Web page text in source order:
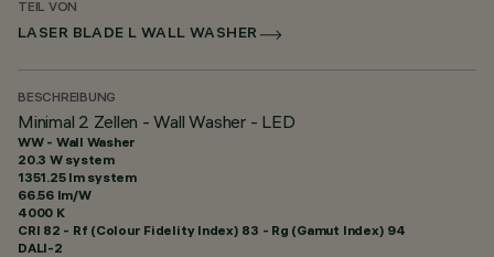
TEIL VON
LASER BLADE L WALL WASHER
BESCHREIBUNG
Minimal 2 Zellen - Wall Washer - LED
WW - Wall Washer
20.3 W system
1351.25 lm system
66.56 lm/W
4000 K
CRI 82 - Rf (Colour Fidelity Index) 83 - Rg (Gamut Index) 94
DALI-2